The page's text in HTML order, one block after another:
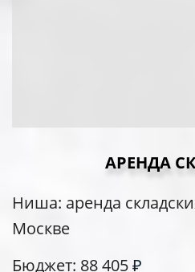
АРЕНДА
Ниша: аренда
Москве
Бюджет: 88 405₽